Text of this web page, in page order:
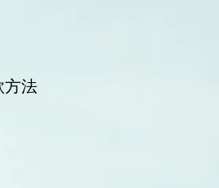
方法